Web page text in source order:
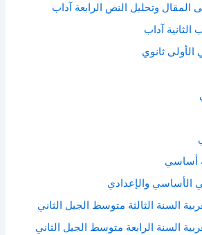
المقال وتحليل النص الرابعة آداب
الثانية آداب
الأولى ثانوي
أساسي
الأساسي والإعدادي
السنة الثالثة متوسط الجيل الثاني
السنة الرابعة متوسط الجيل الثاني